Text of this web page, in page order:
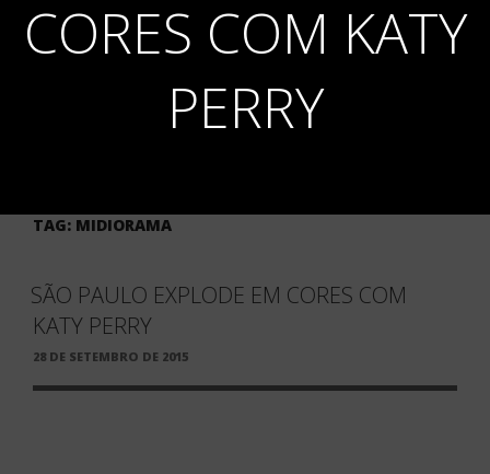
CORES COM KATY
PERRY
TAG: MIDIORAMA
SÃO PAULO EXPLODE EM CORES COM
KATY PERRY
PUBLICADO
28 DE SETEMBRO DE 2015